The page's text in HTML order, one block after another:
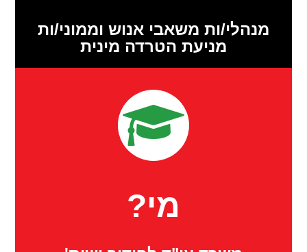
מנהלי/ות משאבי אנוש וממוני/ות
מניעת הטרדה מינית
מי?